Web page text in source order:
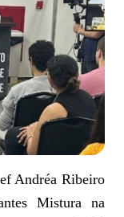
Andréa Ribeiro
Mistura na